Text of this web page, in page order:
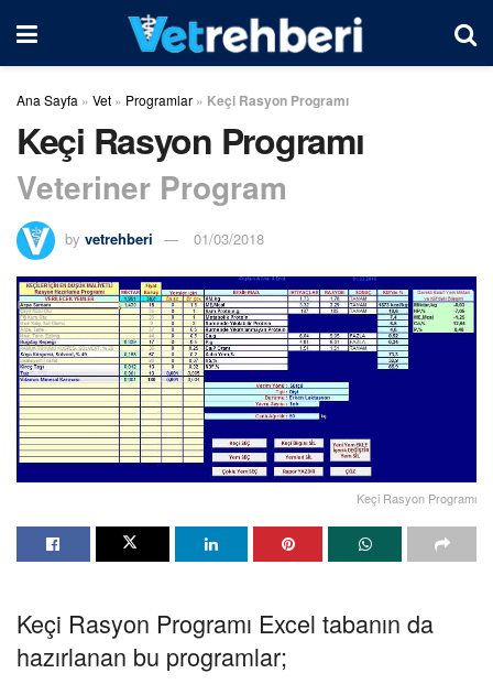
Ana Sayfa » Vet » Programlar » Keçi Rasyon Programı
Keçi Rasyon Programı
Veteriner Program
by vetrehberi 01/03/2018
Keçi Rasyon Programı
Keçi Rasyon Programı Excel tabanın da
hazırlanan bu programlar;